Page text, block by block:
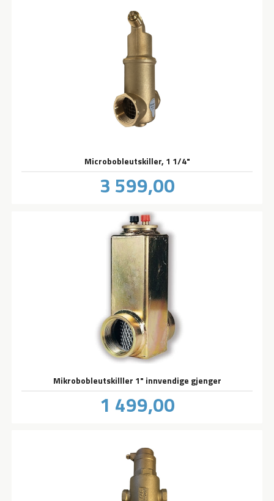
Microbobleutskiller, 1 1/4"
Pris
3 599,00mva.
Mikrobobleutskilller 1" innvendige gjenger
Pris
1 499,00mva.